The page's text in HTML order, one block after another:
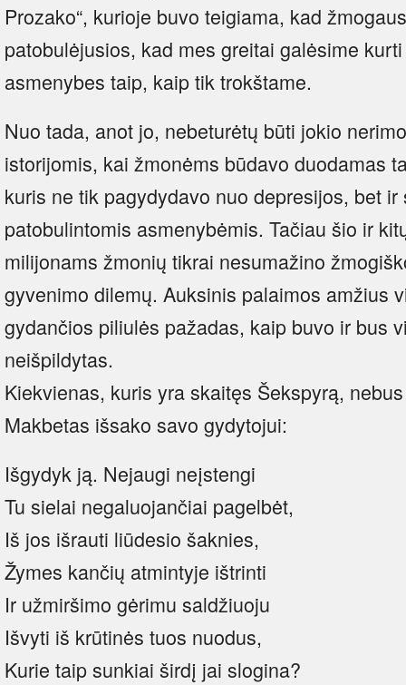
Prozako“, kurioje buvo teigiama, kad
patobulėjusios, kad mes greitai galėsime
asmenybes taip, kaip tik trokštame.
Nuo tada, anot jo, nebeturėtų būti jokio
istorijomis, kai žmonėms būdavo duodamas
kuris ne tik pagydydavo nuo depresijos, bet
patobulintomis asmenybėmis. Tačiau šio ir
milijonams žmonių tikrai nesumažino
gyvenimo dilemų. Auksinis palaimos amžius
gydančios piliulės pažadas, kaip buvo ir bus
neišpildytas.
Kiekvienas, kuris yra skaitęs Šekspyrą,
Makbetas išsako savo gydytojui:
Išgydyk ją. Nejaugi neįstengi
Tu sielai negaluojančiai pagelbėt,
Iš jos išrauti liūdesio šaknies,
Žymes kančių atmintyje ištrinti
Ir užmiršimo gėrimu saldžiuoju
Išvyti iš krūtinės tuos nuodus,
Kurie taip sunkiai širdį jai slogina?